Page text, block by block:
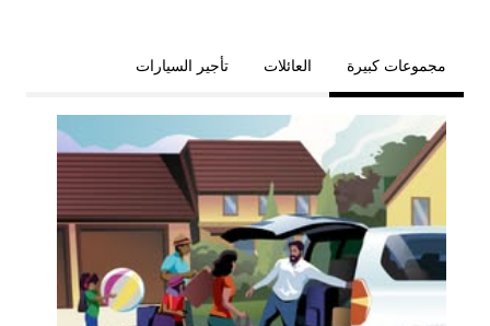
مجموعات كبيرة العائلات تأجير السيارات